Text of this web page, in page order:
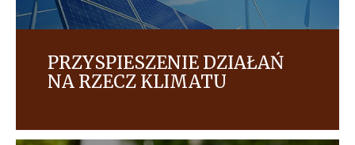
PRZYSPIESZENIE DZIAŁAŃ
NA RZECZ KLIMATU
efektywność energetyczną produkcji naszych